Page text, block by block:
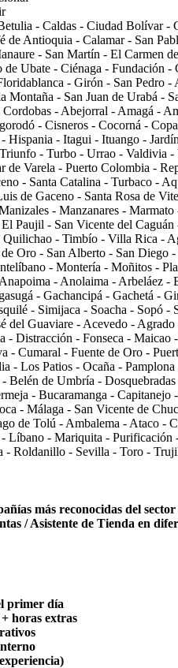
- Caldas - Ciudad Bolívar -
de Antioquia - Calamar - San
- San Martín - El Carmen
Ubate - Ciénaga - Fundación
- Girón - San Pedro
Montaña - San Juan de Urabá
- Abejorral - Amagá -
- Cisneros - Cocorná -
Hispania - Itagui - Ituango -
- Turbo - Urrao - Valdivia
Varela - Puerto Colombia -
- Santa Catalina - Turbaco -
de Gaceno - Santa Rosa de
- Manzanares -
Paujil - San Vicente del
Quilichao - Timbío - Villa Rica -
Oro - San Alberto - San Diego
- Montería - Moñitos -
- Anolaima - Arbeláez
- Gachancipá - Gachetá -
- Simijaca - Soacha -
del Guaviare - Acevedo -
- Distracción - Fonseca -
- Cumaral - Fuente de Oro -
- Los Patios - Ocaña -
Belén de Umbría -
- Bucaramanga -
- Málaga - San Vicente de
de Tolú - Ambalema - Ataco
Líbano - Mariquita -
- Roldanillo - Sevilla - Toro -
más reconocidas del
/ Asistente de Tienda en
primer día
horas extras